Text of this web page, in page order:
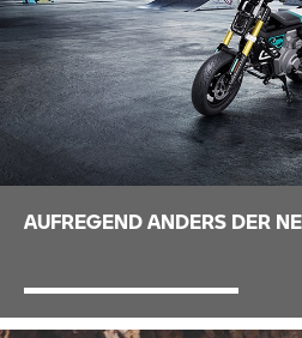
AUFREGEND ANDERS DER